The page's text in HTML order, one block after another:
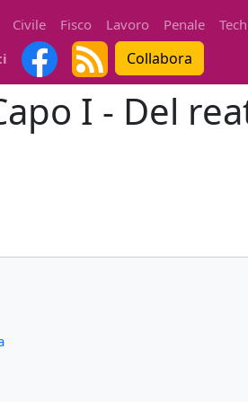
Civile Fisco Lavoro Penale Tech
Collabora
I - Del